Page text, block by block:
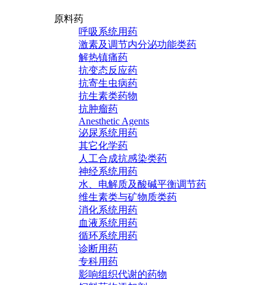
原料药
呼吸系统用药
激素及调节内分泌功能类药
解热镇痛药
抗变态反应药
抗寄生虫病药
抗生素类药物
抗肿瘤药
Anesthetic Agents
泌尿系统用药
其它化学药
人工合成抗感染类药
神经系统用药
水、电解质及酸碱平衡调节药
维生素类与矿物质类药
消化系统用药
血液系统用药
循环系统用药
诊断用药
专科用药
影响组织代谢的药物